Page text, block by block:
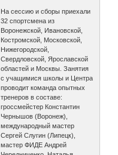
На сессию и сборы приехали
32 спортсмена из
Воронежской, Ивановской,
Костромской, Московской,
Нижегородской,
Свердловской, Ярославской
областей и Москвы. Занятия
с учащимися школы и Центра
проводит команда опытных
тренеров в составе:
гроссмейстер Константин
Чернышов (Воронеж),
международный мастер
Сергей Слугин (Липецк),
мастер ФИДЕ Андрей